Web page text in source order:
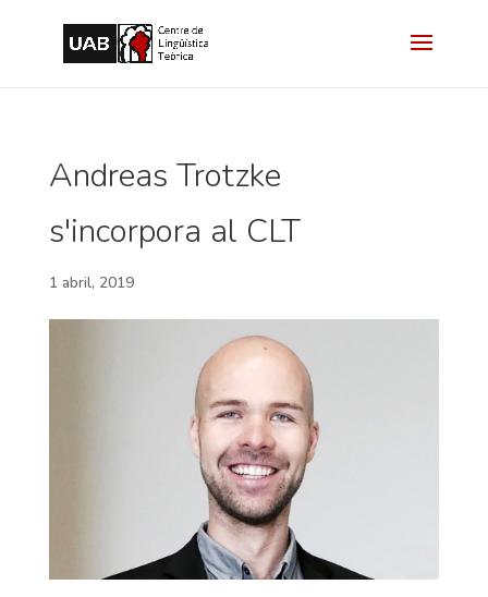
Andreas Trotzke
s'incorpora al CLT
1 abril, 2019